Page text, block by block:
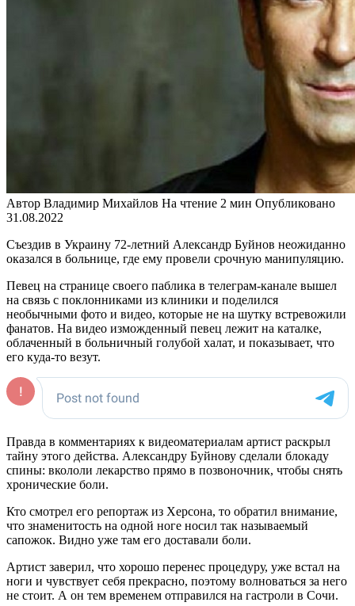
Автор Владимир Михайлов На чтение 2 мин Опубликовано
31.08.2022
Съездив в Украину 72-летний Александр Буйнов неожиданно
оказался в больнице, где ему провели срочную манипуляцию.
Певец на странице своего паблика в телеграм-канале вышел
на связь с поклонниками из клиники и поделился
необычными фото и видео, которые не на шутку встревожили
фанатов. На видео изможденный певец лежит на каталке,
облаченный в больничный голубой халат, и показывает, что
его куда-то везут.
Правда в комментариях к видеоматериалам артист раскрыл
тайну этого действа. Александру Буйнову сделали блокаду
спины: вкололи лекарство прямо в позвоночник, чтобы снять
хронические боли.
Кто смотрел его репортаж из Херсона, то обратил внимание,
что знаменитость на одной ноге носил так называемый
сапожок. Видно уже там его доставали боли.
Артист заверил, что хорошо перенес процедуру, уже встал на
ноги и чувствует себя прекрасно, поэтому волноваться за него
не стоит. А он тем временем отправился на гастроли в Сочи.